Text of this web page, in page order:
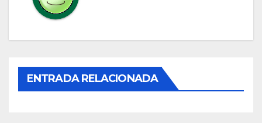
ENTRADA RELACIONADA